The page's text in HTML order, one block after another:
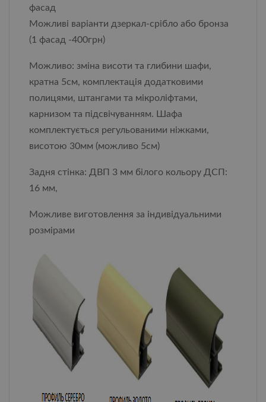
фасад
Можливі варіанти дзеркал-срібло або бронза
(1 фасад -400грн)
Можливо: зміна висоти та глибини шафи,
кратна 5см, комплектація додатковими
полицями, штангами та мікроліфтами,
карнизом та підсвічуванням. Шафа
комплектується регульованими ніжками,
висотою 30мм (можливо 5см)
Задня стінка: ДВП 3 мм білого кольору ДСП:
16 мм,
Можливе виготовлення за індивідуальними
розмірами